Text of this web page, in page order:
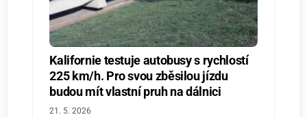
Kalifornie testuje autobusy s rychlostí
225 km/h. Pro svou zběsilou jízdu
budou mít vlastní pruh na dálnici
21. 5. 2026